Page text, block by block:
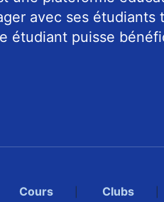
avec ses étudiants
étudiant puisse
Cours Clubs